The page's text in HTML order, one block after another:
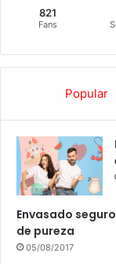
821
Fans
Popular
Envasado
de pureza
05/08/2017